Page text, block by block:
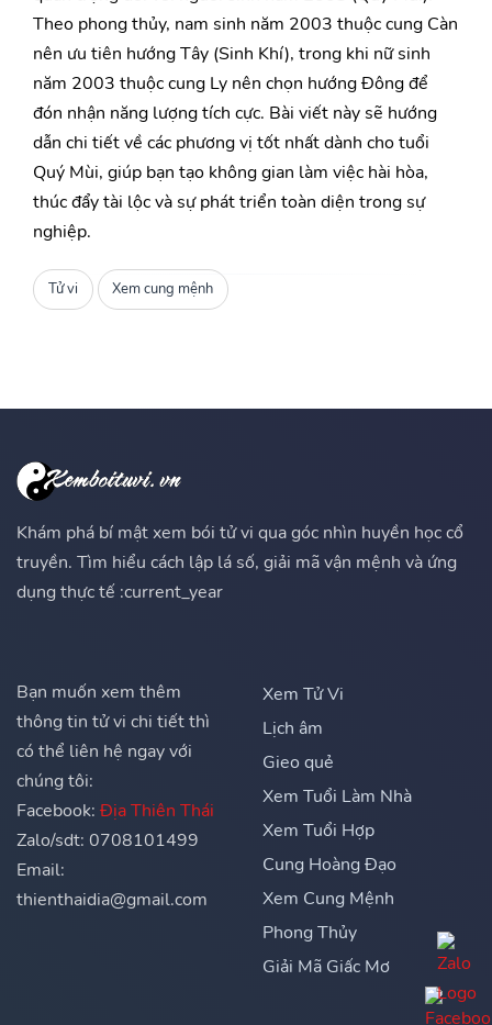
Theo phong thủy, nam sinh năm 2003 thuộc cung Càn
nên ưu tiên hướng Tây (Sinh Khí), trong khi nữ sinh
năm 2003 thuộc cung Ly nên chọn hướng Đông để
đón nhận năng lượng tích cực. Bài viết này sẽ hướng
dẫn chi tiết về các phương vị tốt nhất dành cho tuổi
Quý Mùi, giúp bạn tạo không gian làm việc hài hòa,
thúc đẩy tài lộc và sự phát triển toàn diện trong sự
nghiệp.
Tử vi Xem cung mệnh
Khám phá bí mật xem bói tử vi qua góc nhìn huyền học cổ
truyền. Tìm hiểu cách lập lá số, giải mã vận mệnh và ứng
dụng thực tế :current_year
Bạn muốn xem thêm
thông tin tử vi chi tiết thì
có thể liên hệ ngay với
chúng tôi:
Facebook: Địa Thiên Thái
Zalo/sdt: 0708101499
Email:
thienthaidia@gmail.com
Xem Tử Vi
Lịch âm
Gieo quẻ
Xem Tuổi Làm Nhà
Xem Tuổi Hợp
Cung Hoàng Đạo
Xem Cung Mệnh
Phong Thủy
Giải Mã Giấc Mơ